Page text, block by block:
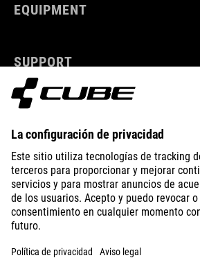
EQUIPMENT
SUPPORT
ABOUT US
EXPLORE